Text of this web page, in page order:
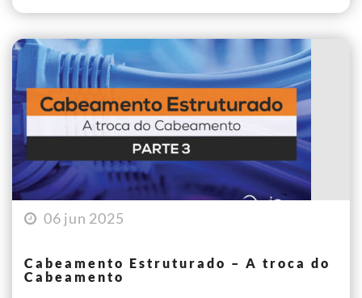
06 jun 2025
Cabeamento Estruturado – A troca do
Cabeamento